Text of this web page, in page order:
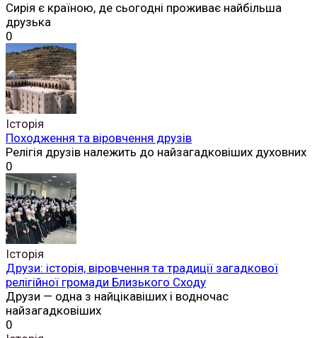
Сирія є країною, де сьогодні проживає найбільша
друзька
0
Історія
Походження та віровчення друзів
Релігія друзів належить до найзагадковіших духовних
0
Історія
Друзи: історія, віровчення та традиції загадкової
релігійної громади Близького Сходу
Друзи — одна з найцікавіших і водночас
найзагадковіших
0